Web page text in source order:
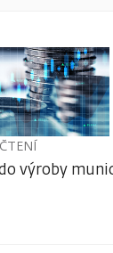
výroby